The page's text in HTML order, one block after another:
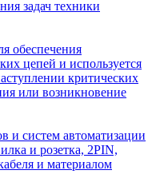
задач техники
обеспечения
цепей и используется
критических
или возникновение
и систем автоматизации
и розетка, 2PIN,
и материалом